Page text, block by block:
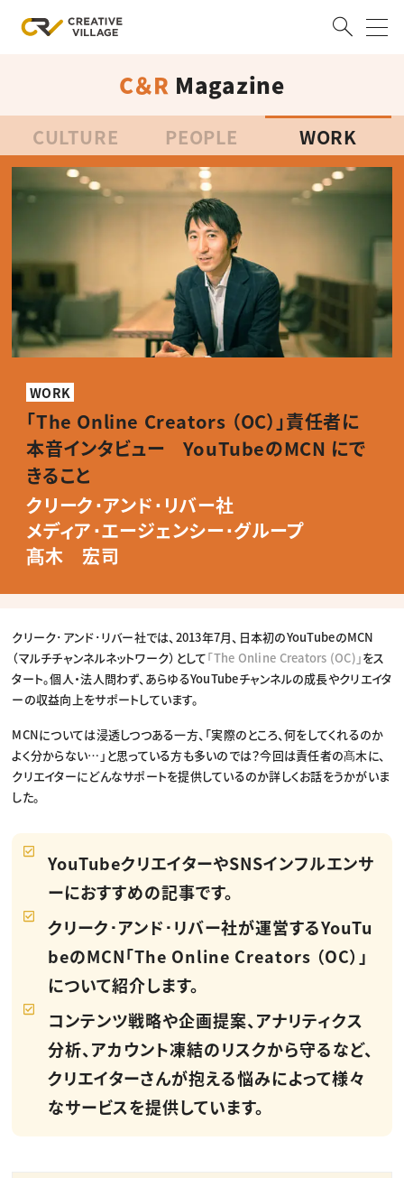
ログイン 会員登録
クリエイター求人を探す
特集求人
採用説明会
転職支援サービス
CONTENTS
スキルアップしたい！
スキルアップしたい！ トップ
デザイン
プログラミング
動画配信・映像制作
編集・ライティング
マーケティング
ディレクション
業界解説・キャリア事情
お役立ち基礎知識
TOP Creator’s コラム
TOP Creator’s コラム トップ
Webクリエイター
アプリクリエイター
ゲームクリエイター
映像クリエイター
マーケッター
クリエイターインタビュー
C＆R Magazine
セミナー
ニュース・トレンド
ニュース・トレンド トップ
Web
映像
ゲーム・エンタメ
広告
CREATIVE VILLAGEからのお知らせ
プロフェッショナル×つながる×メディア
C＆R Magazine
CULTURE PEOPLE WORK
WORK
「The Online Creators （OC）」責任者に
本音インタビュー YouTubeのMCN にで
きること
クリーク･アンド･リバー社
メディア･エージェンシー･グループ
髙木 宏司
クリーク･アンド･リバー社では、2013年7月、日本初のYouTubeのMCN
（マルチチャンネルネットワーク）として「The Online Creators (OC)」をス
タート。個人・法人問わず、あらゆるYouTubeチャンネルの成長やクリエイタ
ーの収益向上をサポートしています。
MCNについては浸透しつつある一方、「実際のところ、何をしてくれるのか
よく分からない…」と思っている方も多いのでは？今回は責任者の髙木に、
クリエイターにどんなサポートを提供しているのか詳しくお話をうかがいま
した。
YouTubeクリエイターやSNSインフルエンサ
ーにおすすめの記事です。
クリーク･アンド･リバー社が運営するYouTu
beのMCN「The Online Creators （OC）」
について紹介します。
コンテンツ戦略や企画提案、アナリティクス
分析、アカウント凍結のリスクから守るなど、
クリエイターさんが抱える悩みによって様々
なサービスを提供しています。